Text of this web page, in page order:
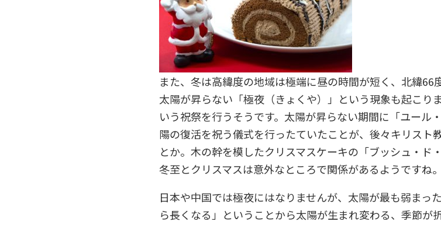
また、冬は高緯度の地域は極端に昼の時間が短く、北緯
太陽が昇らない「極夜（きょくや）」という現象も起こり
いう祝祭を行うそうです。太陽が昇らない期間に「ユール
陽の復活を祝う儀式を行ったていたことが、後々キリスト
とか。木の幹を模したクリスマスケーキの「ブッシュ・ド
冬至とクリスマスは意外なところで関係があるようですね。
日本や中国では極夜にはなりませんが、太陽が最も弱まっ
ら長くなる」ということから太陽が生まれ変わる、季節が